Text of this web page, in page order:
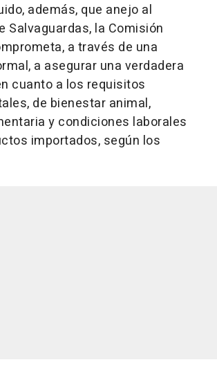
además, que anejo al
Salvaguardas, la Comisión
a través de una
a asegurar una verdadera
cuanto a los requisitos
de bienestar animal,
y condiciones laborales
importados, según los